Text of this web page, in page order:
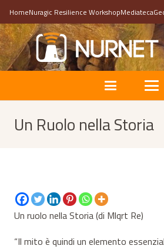
HomeNuragic Resilience WorkshopMediateca
Un Ruolo nella Storia
Un ruolo nella Storia (di Mlqrt Re)
“Il mito è quindi un elemento